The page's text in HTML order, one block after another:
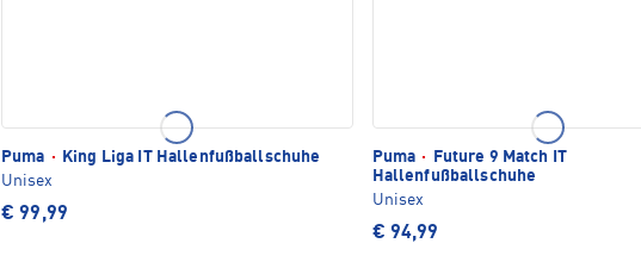
Puma ·
King Liga IT Hallenfußballschuhe
Unisex
€ 99,99
Puma ·
Future 9 Match IT
Hallenfußballschuhe
Unisex
€ 94,99